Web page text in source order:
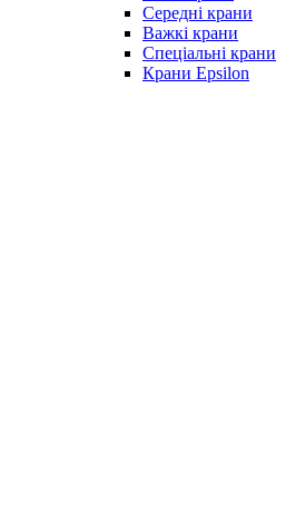
Середні крани
Важкі крани
Спеціальні крани
Крани Epsilon